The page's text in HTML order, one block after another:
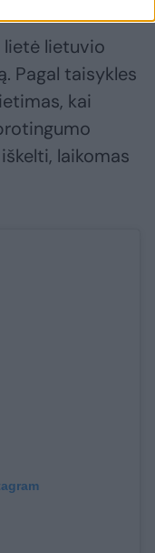
lietė lietuvio
Pagal taisykles
kai
laikomas